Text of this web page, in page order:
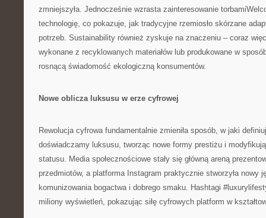
zmniejszyła. Jednocześnie wzrasta zainteresowanie
technologię, co pokazuje, jak tradycyjne rzemiosło skórzane
potrzeb. Sustainability również zyskuje na znaczeniu – coraz
wykonane z recyklowanych materiałów lub produkowane w
rosnącą świadomość ekologiczną konsumentów.
Nowe oblicza luksusu w erze cyfrowej
Rewolucja cyfrowa fundamentalnie zmieniła sposób, w jaki
doświadczamy luksusu, tworząc nowe formy prestiżu i
statusu. Media społecznościowe stały się główną areną
przedmiotów, a platforma Instagram praktycznie stworzyła nowy
komunizowania bogactwa i dobrego smaku. Hashtagi
miliony wyświetleń, pokazując siłę cyfrowych platform w